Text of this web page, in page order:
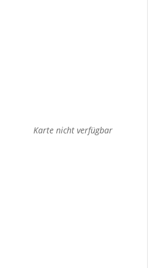
Karte nicht verfügbar